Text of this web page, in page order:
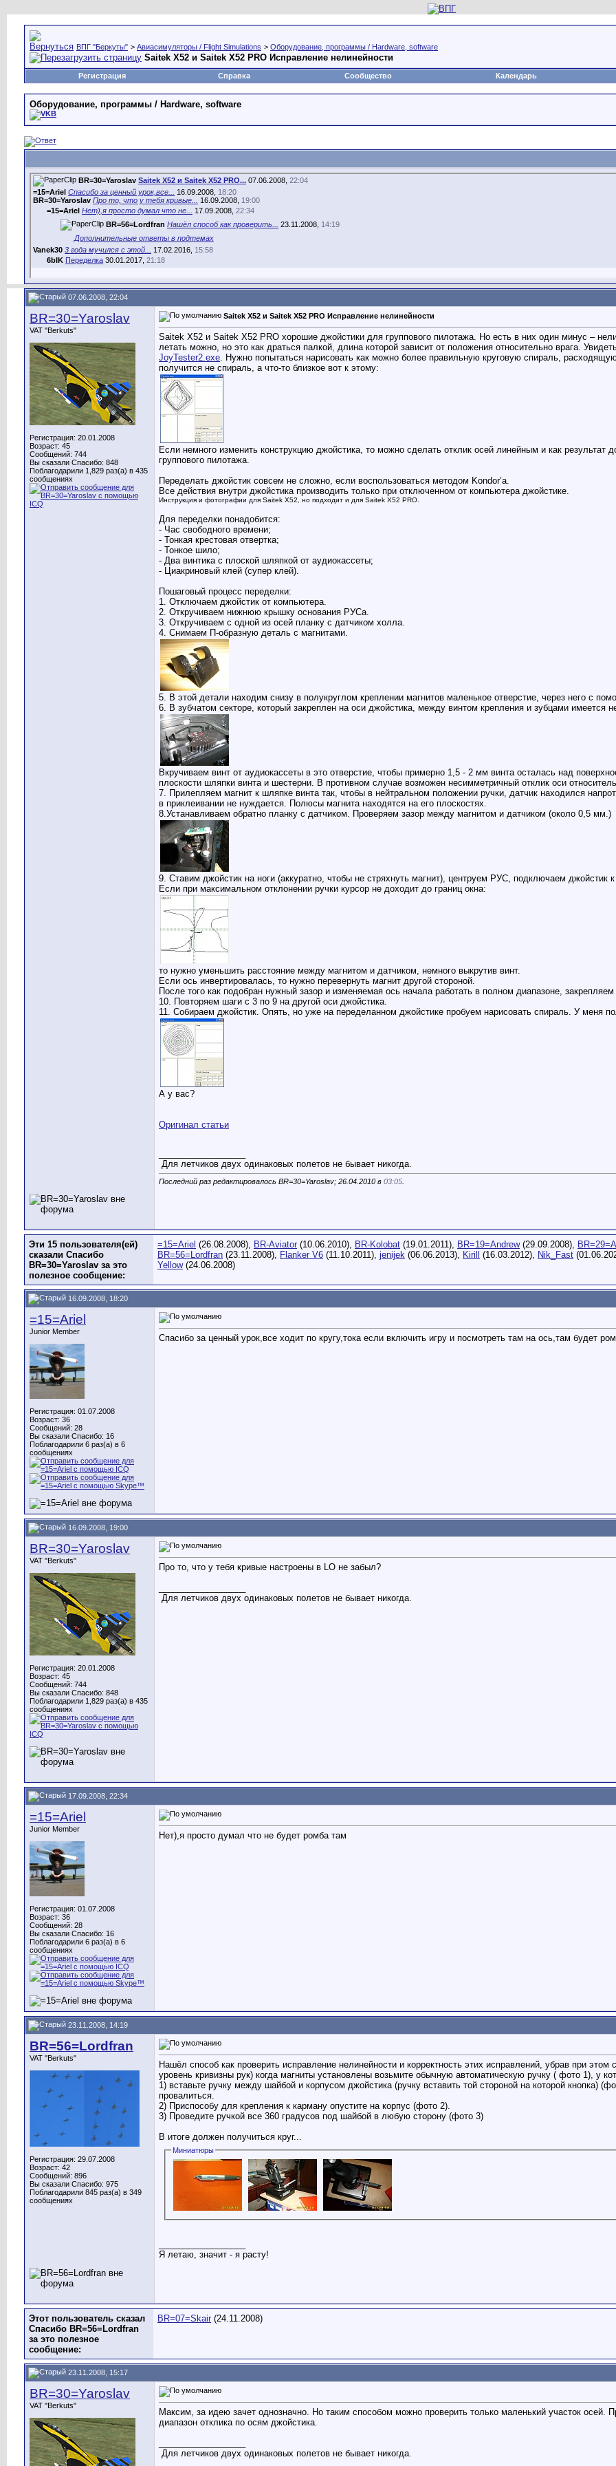
ВПГ "Беркуты" > Авиасимуляторы / Flight Simulations > Оборудование, программы / Hardware, software
Saitek X52 и Saitek X52 PRO Исправление нелинейности
Регистрация Справка Сообщество Календарь
Оборудование, программы / Hardware, software
BR=30=Yaroslav Saitek X52 и Saitek X52 PRO... 07.06.2008, 22:04
=15=Ariel Спасибо за ценный урок,все... 16.09.2008, 18:20
BR=30=Yaroslav Про то, что у тебя кривые... 16.09.2008, 19:00
=15=Ariel Нет),я просто думал что не... 17.09.2008, 22:34
BR=56=Lordfran Нашёл способ как проверить... 23.11.2008, 14:19
Дополнительные ответы в подтемах
Vanek30 3 года мучился с этой... 17.02.2016, 15:58
6bIK Переделка 30.01.2017, 21:18
07.06.2008, 22:04
BR=30=Yaroslav
VAT "Berkuts"
Регистрация: 20.01.2008
Возраст: 45
Сообщений: 744
Вы сказали Спасибо: 848
Поблагодарили 1,829 раз(а) в 435
сообщениях
Saitek X52 и Saitek X52 PRO Исправление нелинейности
Saitek X52 и Saitek X52 PRO хорошие джойстики для группового пилотажа. Но есть в них один минус –
летать можно, но это как драться палкой, длина которой зависит от положения относительно врага.
JoyTester2.exe. Нужно попытаться нарисовать как можно более правильную круговую спираль,
получится не спираль, а что-то близкое вот к этому:
Если немного изменить конструкцию джойстика, то можно сделать отклик осей линейным и как результат
группового пилотажа.
Переделать джойстик совсем не сложно, если воспользоваться методом Kondor’а.
Все действия внутри джойстика производить только при отключенном от компьютера джойстике.
Инструкция и фотографии для Saitek X52, но подходит и для Saitek X52 PRO.
Для переделки понадобится:
- Час свободного времени;
- Тонкая крестовая отвертка;
- Тонкое шило;
- Два винтика с плоской шляпкой от аудиокассеты;
- Циакриновый клей (супер клей).
Пошаговый процесс переделки:
1. Отключаем джойстик от компьютера.
2. Откручиваем нижнюю крышку основания РУСа.
3. Откручиваем с одной из осей планку с датчиком холла.
4. Снимаем П-образную деталь с магнитами.
5. В этой детали находим снизу в полукруглом креплении магнитов маленькое отверстие, через него с
6. В зубчатом секторе, который закреплен на оси джойстика, между винтом крепления и зубцами имеется
Вкручиваем винт от аудиокассеты в это отверстие, чтобы примерно 1,5 - 2 мм винта осталась над
плоскости шляпки винта и шестерни. В противном случае возможен несимметричный отклик оси
7. Прилепляем магнит к шляпке винта так, чтобы в нейтральном положении ручки, датчик находился
в приклеивании не нуждается. Полюсы магнита находятся на его плоскостях.
8.Устанавливаем обратно планку с датчиком. Проверяем зазор между магнитом и датчиком (около 0,5 мм.)
9. Ставим джойстик на ноги (аккуратно, чтобы не стряхнуть магнит), центруем РУС, подключаем джойстик
Если при максимальном отклонении ручки курсор не доходит до границ окна:
то нужно уменьшить расстояние между магнитом и датчиком, немного выкрутив винт.
Если ось инвертировалась, то нужно перевернуть магнит другой стороной.
После того как подобран нужный зазор и изменяемая ось начала работать в полном диапазоне,
10. Повторяем шаги с 3 по 9 на другой оси джойстика.
11. Собираем джойстик. Опять, но уже на переделанном джойстике пробуем нарисовать спираль. У меня
А у вас?
Оригинал статьи
Для летчиков двух одинаковых полетов не бывает никогда.
Последний раз редактировалось BR=30=Yaroslav; 26.04.2010 в 03:05
Эти 15 пользователя(ей)
сказали Спасибо
BR=30=Yaroslav за это
полезное сообщение:
=15=Ariel (26.08.2008), BR-Aviator (10.06.2010), BR-Kolobat (19.01.2011), BR=19=Andrew(29.09.2008),
BR=56=Lordfran (23.11.2008), Flanker V6 (11.10.2011), jenijek (06.06.2013), Kirill (16.03.2012), Nik_Fast
Yellow(24.06.2008)
16.09.2008, 18:20
=15=Ariel
Junior Member
Регистрация: 01.07.2008
Возраст: 36
Сообщений: 28
Вы сказали Спасибо: 16
Поблагодарили 6 раз(а) в 6
сообщениях
Спасибо за ценный урок,все ходит по кругу,тока если включить игру и посмотреть там на ось,там будет
16.09.2008, 19:00
BR=30=Yaroslav
VAT "Berkuts"
Регистрация: 20.01.2008
Возраст: 45
Сообщений: 744
Вы сказали Спасибо: 848
Поблагодарили 1,829 раз(а) в 435
сообщениях
Про то, что у тебя кривые настроены в LO не забыл?
Для летчиков двух одинаковых полетов не бывает никогда.
17.09.2008, 22:34
=15=Ariel
Junior Member
Регистрация: 01.07.2008
Возраст: 36
Сообщений: 28
Вы сказали Спасибо: 16
Поблагодарили 6 раз(а) в 6
сообщениях
Нет),я просто думал что не будет ромба там
23.11.2008, 14:19
BR=56=Lordfran
VAT "Berkuts"
Регистрация: 29.07.2008
Возраст: 42
Сообщений: 896
Вы сказали Спасибо: 975
Поблагодарили 845 раз(а) в 349
сообщениях
Нашёл способ как проверить исправление нелинейности и корректность этих исправлений, убрав при
уровень кривизны рук) когда магниты установлены возьмите обычную автоматическую ручку ( фото 1), у
1) вставьте ручку между шайбой и корпусом джойстика (ручку вставить той стороной на которой кнопка)
провалиться.
2) Приспособу для крепления к карману опустите на корпус (фото 2).
3) Проведите ручкой все 360 градусов под шайбой в любую сторону (фото 3)
В итоге должен получиться круг...
Миниатюры
Я летаю, значит - я расту!
Этот пользователь сказал
Спасибо BR=56=Lordfran
за это полезное
сообщение:
BR=07=Skair (24.11.2008)
23.11.2008, 15:17
BR=30=Yaroslav
VAT "Berkuts"
Максим, за идею зачет однозначно. Но таким способом можно проверить только маленький участок осей.
диапазон отклика по осям джойстика.
Для летчиков двух одинаковых полетов не бывает никогда.